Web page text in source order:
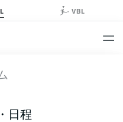
VBL
日程
KSC